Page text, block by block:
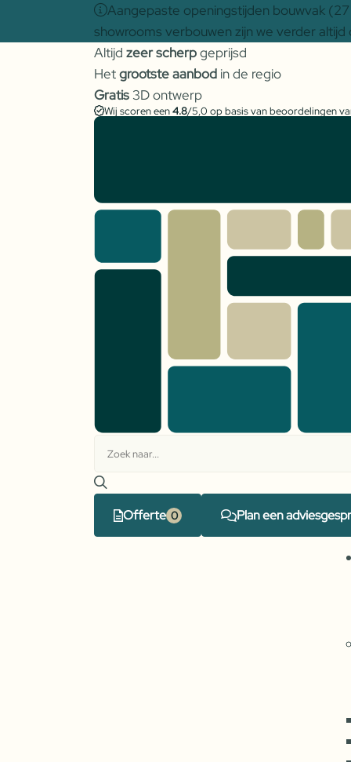
Aangepaste openingstijden bouwvak
showrooms verbouwen zijn we verder
Altijd zeer scherpgeprijsd
Hetgrootste aanbod in de regio
Gratis 3D ontwerp
Wij scoren een4.8/5,0 op basis van beoordelingen
Offerte Plan een